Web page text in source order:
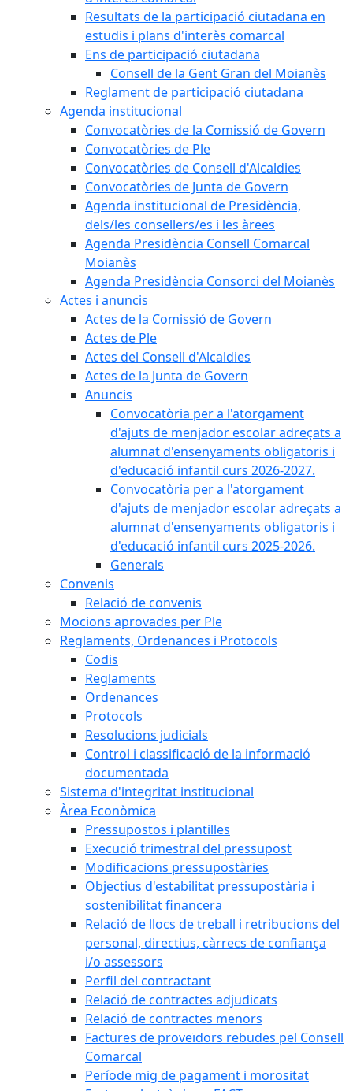
Resultats de la participació ciutadana en
estudis i plans d'interès comarcal
Ens de participació ciutadana
Consell de la Gent Gran del Moianès
Reglament de participació ciutadana
Agenda institucional
Convocatòries de la Comissió de Govern
Convocatòries de Ple
Convocatòries de Consell d'Alcaldies
Convocatòries de Junta de Govern
Agenda institucional de Presidència,
dels/les consellers/es i les àrees
Agenda Presidència Consell Comarcal
Moianès
Agenda Presidència Consorci del Moianès
Actes i anuncis
Actes de la Comissió de Govern
Actes de Ple
Actes del Consell d'Alcaldies
Actes de la Junta de Govern
Anuncis
Convocatòria per a l'atorgament
d'ajuts de menjador escolar adreçats a
alumnat d'ensenyaments obligatoris i
d'educació infantil curs 2026-2027.
Convocatòria per a l'atorgament
d'ajuts de menjador escolar adreçats a
alumnat d'ensenyaments obligatoris i
d'educació infantil curs 2025-2026.
Generals
Convenis
Relació de convenis
Mocions aprovades per Ple
Reglaments, Ordenances i Protocols
Codis
Reglaments
Ordenances
Protocols
Resolucions judicials
Control i classificació de la informació
documentada
Sistema d'integritat institucional
Àrea Econòmica
Pressupostos i plantilles
Execució trimestral del pressupost
Modificacions pressupostàries
Objectius d'estabilitat pressupostària i
sostenibilitat financera
Relació de llocs de treball i retribucions del
personal, directius, càrrecs de confiança
i/o assessors
Perfil del contractant
Relació de contractes adjudicats
Relació de contractes menors
Factures de proveïdors rebudes pel Consell
Comarcal
Període mig de pagament i morositat